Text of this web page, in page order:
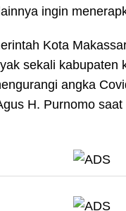
ingin
Kota
sekali kabupaten
angka
H. Purnomo